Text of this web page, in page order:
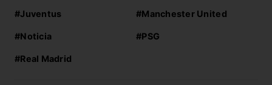
#Juventus #Manchester United
#Noticia #PSG
#Real Madrid